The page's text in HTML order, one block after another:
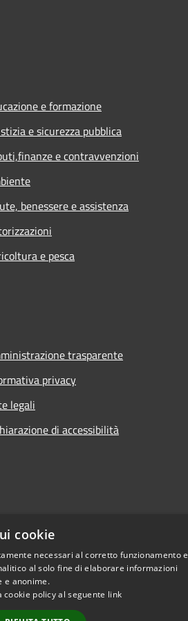
e formazione
e sicurezza pubblica
e contravvenzioni
benessere e assistenza
e pesca
trasparente
privacy
legali
di accessibilità
cookie
necessari al corretto funzionamento e
al solo fine di elaborare informazioni
e anonime.
policy al seguente link